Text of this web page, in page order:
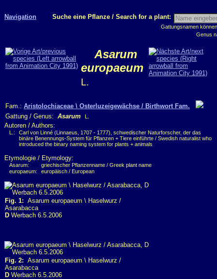
Navigation Suche eine Pflanze / Search for a plant:
Gattungsnamen
Genus
Asarum
europaeum
L.
Fam.: Aristolochiaceae \ Osterluzeigewächse / Birthwort Fam.
Gattung / Genus: Asarum L.
Autoren / Authors:
L.:
Carl von Linné (Linnaeus, 1707 - 1777), schwedischer Naturforscher, der das
binäre Benennungs-System für Pflanzen + Tiere einführte / Swedish naturalist who
introduced the binary naming system for plants + animals
Etymologie / Etymology:
Asarum:
griechischer Pflanzenname / Greek plant name
europaeum:
europäisch / European
Fig. 1: Asarum europaeum \ Haselwurz /
Asarabacca
D Werbach 6.5.2006
Fig. 2: Asarum europaeum \ Haselwurz /
Asarabacca
D Werbach 6.5.2006